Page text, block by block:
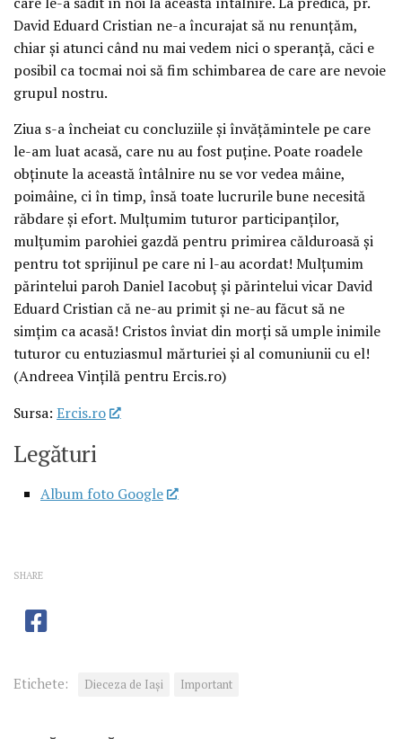
David Eduard Cristian ne-a încurajat să nu renunțăm,
chiar și atunci când nu mai vedem nici o speranță, căci e
posibil ca tocmai noi să fim schimbarea de care are nevoie
grupul nostru.
Ziua s-a încheiat cu concluziile și învățămintele pe care
le-am luat acasă, care nu au fost puține. Poate roadele
obținute la această întâlnire nu se vor vedea mâine,
poimâine, ci în timp, însă toate lucrurile bune necesită
răbdare și efort. Mulțumim tuturor participanților,
mulțumim parohiei gazdă pentru primirea călduroasă și
pentru tot sprijinul pe care ni l-au acordat! Mulțumim
părintelui paroh Daniel Iacobuț și părintelui vicar David
Eduard Cristian că ne-au primit și ne-au făcut să ne
simțim ca acasă! Cristos înviat din morți să umple inimile
tuturor cu entuziasmul mărturiei și al comuniunii cu el!
(Andreea Vințilă pentru Ercis.ro)
Sursa: Ercis.ro
Legături
Album foto Google
SHARE
Etichete: Dieceza de Iași Important